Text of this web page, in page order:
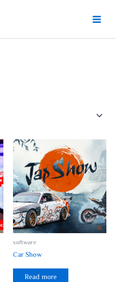
Menu
software
Car Show
Read more